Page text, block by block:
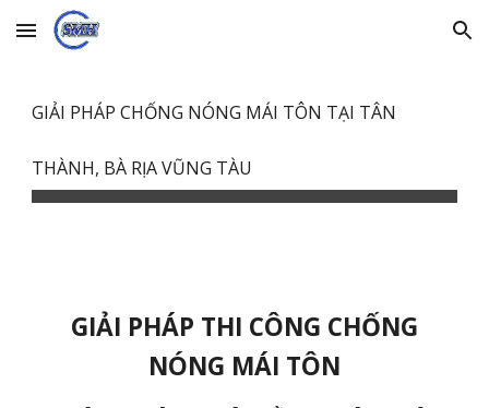
Skip to main content Skip to navigation
GIẢI PHÁP CHỐNG NÓNG MÁI TÔN TẠI TÂN
THÀNH, BÀ RỊA VŨNG TÀU
GIẢI PHÁP THI CÔNG CHỐNG
NÓNG MÁI TÔN